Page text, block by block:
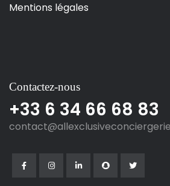
Mentions légales
Contactez-nous
+33 6 34 66 68 83